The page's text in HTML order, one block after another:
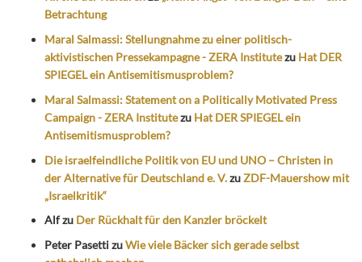
Betrachtung
Maral Salmassi: Stellungnahme zu einer politisch-
aktivistischen Pressekampagne - ZERA Institutezu Hat DER
SPIEGEL ein Antisemitismusproblem?
Maral Salmassi: Statement on a Politically Motivated Press
Campaign - ZERA Institutezu Hat DER SPIEGEL ein
Antisemitismusproblem?
Die israelfeindliche Politik von EU und UNO – Christen in
der Alternative für Deutschland e. V.zuZDF-Mauershow mit
„Israelkritik“
Alfzu Der Rückhalt für den Kanzler bröckelt
Peter PasettizuWie viele Bäcker sich gerade selbst